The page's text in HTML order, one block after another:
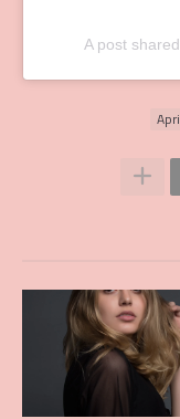
A post